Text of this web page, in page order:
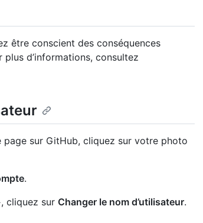
être conscient des conséquences
d’informations, consultez
page sur GitHub, cliquez sur votre photo
.
cliquez sur Changer le nom d’utilisateur.